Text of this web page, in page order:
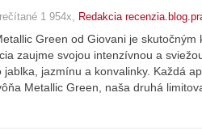
1 954x, Redakcia
Green od Giovani je skutočným
zaujme svojou intenzívnou a
jazmínu a konvalinky. Každá
Metallic Green, naša druhá